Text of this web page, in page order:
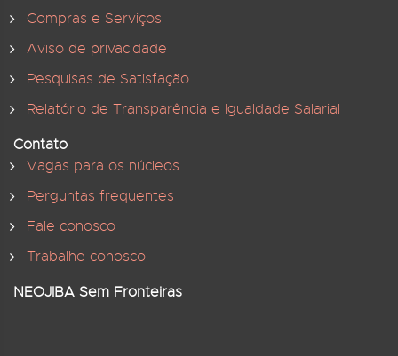
Compras e Serviços
Aviso de privacidade
Pesquisas de Satisfação
Relatório de Transparência e Igualdade Salarial
Contato
Vagas para os núcleos
Perguntas frequentes
Fale conosco
Trabalhe conosco
NEOJIBA Sem Fronteiras